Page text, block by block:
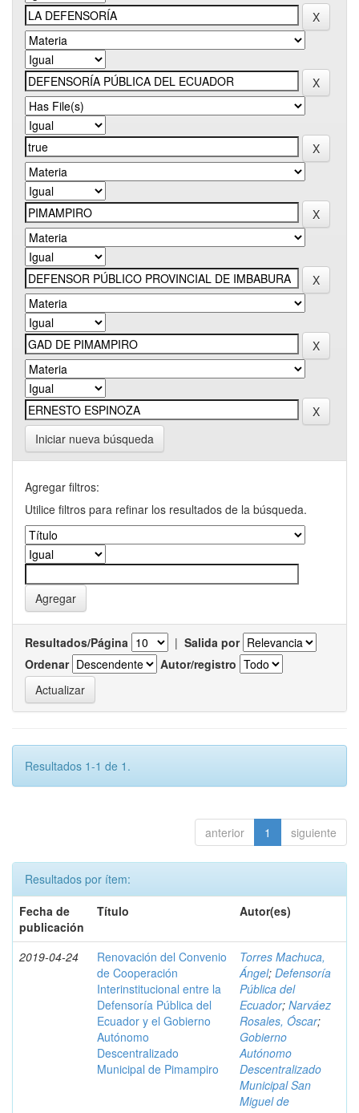
Iniciar nueva búsqueda
Agregar filtros:
Utilice filtros para refinar los resultados de la búsqueda.
Resultados/Página | Salida por
Ordenar
Autor/registro
Resultados 1-1 de 1.
anterior 1 siguiente
Resultados por ítem:
Fecha de
publicación
Título Autor(es)
2019-04-24
Renovación del Convenio
de Cooperación
Interinstitucional entre la
Defensoría Pública del
Ecuador y el Gobierno
Autónomo
Descentralizado
Municipal de Pimampiro
Torres Machuca,
Ángel; Defensoría
Pública del
Ecuador; Narváez
Rosales, Óscar;
Gobierno
Autónomo
Descentralizado
Municipal San
Miguel de